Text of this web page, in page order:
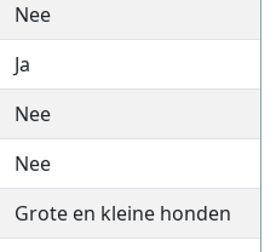
Nee
Ja
Nee
Nee
Grote en kleine honden